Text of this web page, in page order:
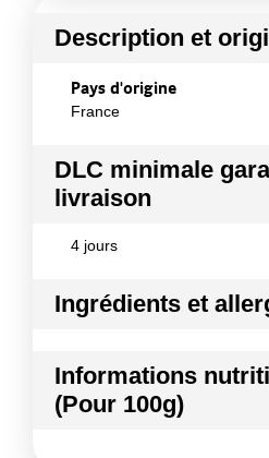
Description et
Pays d'origine
France
DLC minimale
livraison
4 jours
Ingrédients et
Pomme
Conformément aux
Informations
(Pour 100g)